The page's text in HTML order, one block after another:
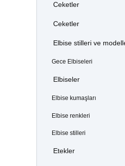
Ceketler
Ceketler
Elbise stilleri ve
Gece Elbiseleri
Elbiseler
Elbise kumaşları
Elbise renkleri
Elbise stilleri
Etekler